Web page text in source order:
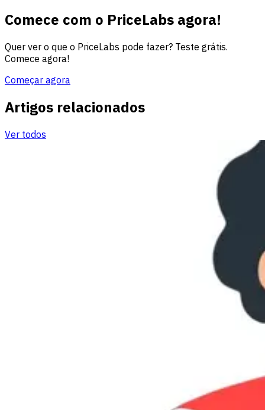
Comece com o PriceLabs agora!
Quer ver o que o PriceLabs pode fazer? Teste grátis.
Comece agora!
Começar agora
Artigos relacionados
Ver todos